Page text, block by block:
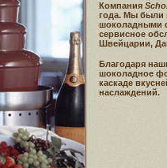
Компания
года. Мы были
шоколадными
сервисное
Швейцарии,
Благодаря
шоколадное
каскаде
наслаждений.